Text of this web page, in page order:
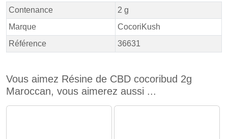
Contenance
2 g
Marque
CocoriKush
Référence
36631
Vous aimez Résine de CBD cocoribud 2g
Maroccan, vous aimerez aussi ...